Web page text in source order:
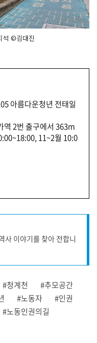
석 ©김대진
아름다운청년 전태일
2번 출구에서 363m
11~2월 10:0
사 이야기를 찾아 전합니
#청계천
#추모공간
#노동자
#인권
#노동인권의길